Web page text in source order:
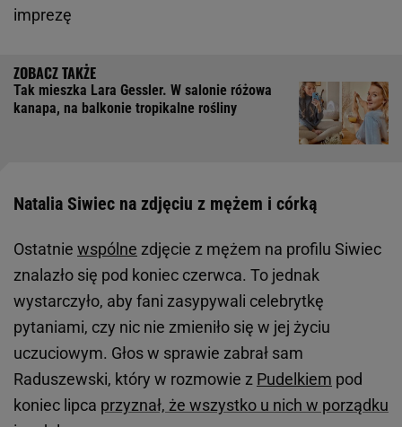
imprezę
Tak mieszka Lara Gessler. W salonie różowa
kanapa, na balkonie tropikalne rośliny
Natalia Siwiec na zdjęciu z mężem i córką
Ostatnie wspólne zdjęcie z mężem na profilu Siwiec
znalazło się pod koniec czerwca. To jednak
wystarczyło, aby fani zasypywali celebrytkę
pytaniami, czy nic nie zmieniło się w jej życiu
uczuciowym. Głos w sprawie zabrał sam
Raduszewski, który w rozmowie z Pudelkiem pod
koniec lipca przyznał, że wszystko u nich w porządku